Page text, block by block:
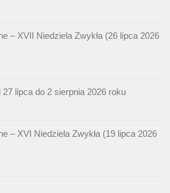
– XVII Niedziela Zwykła (26 lipca 2026
lipca do 2 sierpnia 2026 roku
– XVI Niedziela Zwykła (19 lipca 2026